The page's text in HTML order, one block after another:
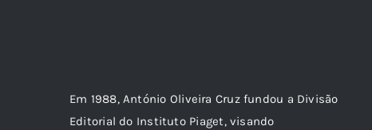
Em 1988, António Oliveira Cruz fundou a Divisão
Editorial do Instituto Piaget, visando